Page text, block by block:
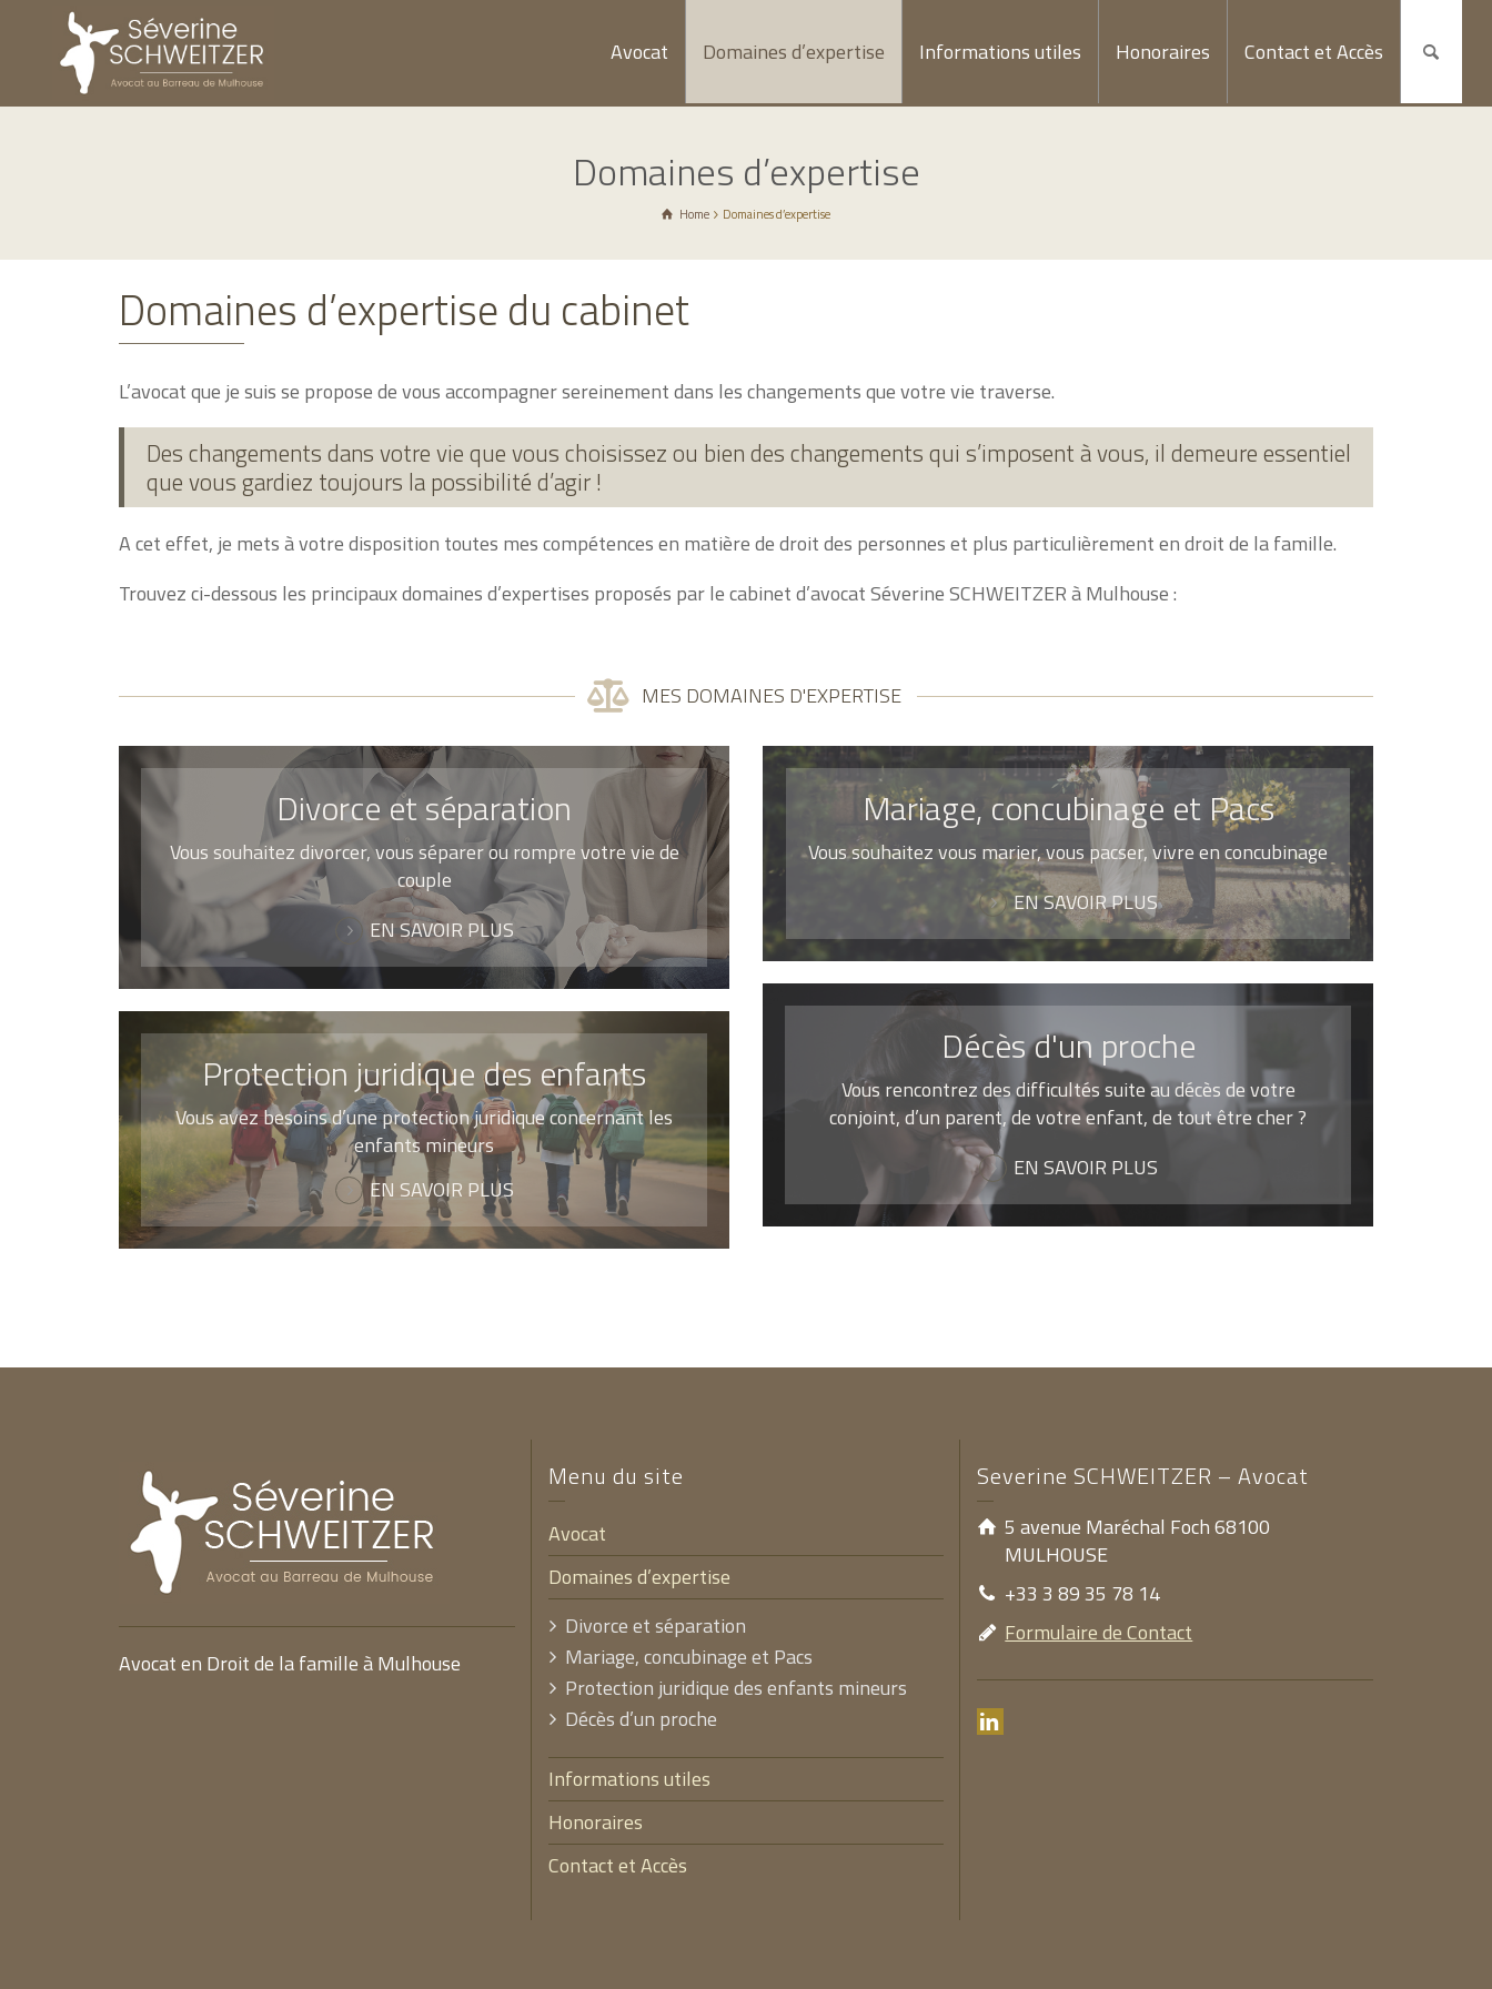
Avocat Domaines d’expertise Informations utiles Honoraires Contact et Accès
Domaines d’expertise
Home Domaines d’expertise
Domaines d’expertise du cabinet
L’avocat que je suis se propose de vous accompagner sereinement dans les changements que votre vie traverse.
Des changements dans votre vie que vous choisissez ou bien des changements qui s’imposent à vous, il demeure essentiel
que vous gardiez toujours la possibilité d’agir !
A cet effet, je mets à votre disposition toutes mes compétences en matière de droit des personnes et plus particulièrement en droit de la famille.
Trouvez ci-dessous les principaux domaines d’expertises proposés par le cabinet d’avocat Séverine SCHWEITZER à Mulhouse :
MES DOMAINES D'EXPERTISE
Divorce et séparation
Vous souhaitez divorcer, vous séparer ou rompre votre vie de
couple
EN SAVOIR PLUS
Protection juridique des enfants
Vous avez besoins d’une protection juridique concernant les
enfants mineurs
EN SAVOIR PLUS
Mariage, concubinage et Pacs
Vous souhaitez vous marier, vous pacser, vivre en concubinage
EN SAVOIR PLUS
Décès d'un proche
Vous rencontrez des difficultés suite au décès de votre
conjoint, d’un parent, de votre enfant, de tout être cher ?
EN SAVOIR PLUS
Avocat en Droit de la famille à Mulhouse
Menu du site
Avocat
Domaines d’expertise
Divorce et séparation
Mariage, concubinage et Pacs
Protection juridique des enfants mineurs
Décès d’un proche
Informations utiles
Honoraires
Contact et Accès
Severine SCHWEITZER – Avocat
5 avenue Maréchal Foch 68100
MULHOUSE
+33 3 89 35 78 14
Formulaire de Contact